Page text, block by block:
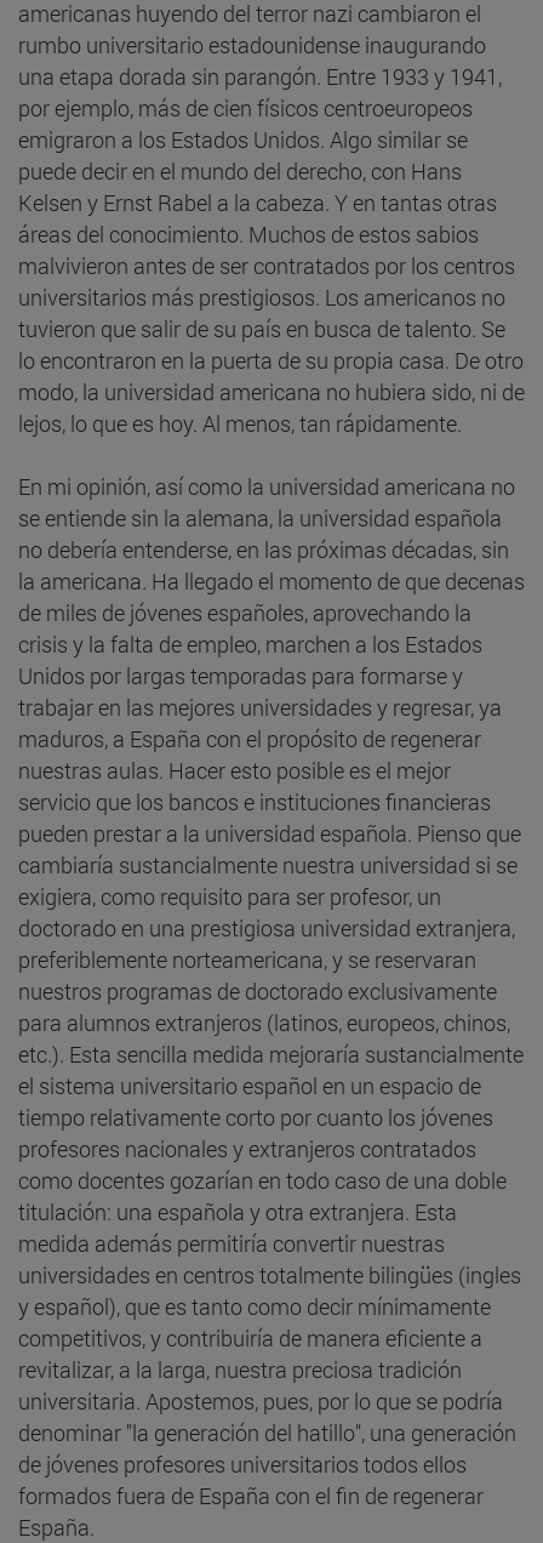
americanas huyendo del terror nazi cambiaron el
rumbo universitario estadounidense inaugurando
una etapa dorada sin parangón. Entre 1933 y 1941,
por ejemplo, más de cien físicos centroeuropeos
emigraron a los Estados Unidos. Algo similar se
puede decir en el mundo del derecho, con Hans
Kelsen y Ernst Rabel a la cabeza. Y en tantas otras
áreas del conocimiento. Muchos de estos sabios
malvivieron antes de ser contratados por los centros
universitarios más prestigiosos. Los americanos no
tuvieron que salir de su país en busca de talento. Se
lo encontraron en la puerta de su propia casa. De otro
modo, la universidad americana no hubiera sido, ni de
lejos, lo que es hoy. Al menos, tan rápidamente.
En mi opinión, así como la universidad americana no
se entiende sin la alemana, la universidad española
no debería entenderse, en las próximas décadas, sin
la americana. Ha llegado el momento de que decenas
de miles de jóvenes españoles, aprovechando la
crisis y la falta de empleo, marchen a los Estados
Unidos por largas temporadas para formarse y
trabajar en las mejores universidades y regresar, ya
maduros, a España con el propósito de regenerar
nuestras aulas. Hacer esto posible es el mejor
servicio que los bancos e instituciones financieras
pueden prestar a la universidad española. Pienso que
cambiaría sustancialmente nuestra universidad si se
exigiera, como requisito para ser profesor, un
doctorado en una prestigiosa universidad extranjera,
preferiblemente norteamericana, y se reservaran
nuestros programas de doctorado exclusivamente
para alumnos extranjeros (latinos, europeos, chinos,
etc.). Esta sencilla medida mejoraría sustancialmente
el sistema universitario español en un espacio de
tiempo relativamente corto por cuanto los jóvenes
profesores nacionales y extranjeros contratados
como docentes gozarían en todo caso de una doble
titulación: una española y otra extranjera. Esta
medida además permitiría convertir nuestras
universidades en centros totalmente bilingües (ingles
y español), que es tanto como decir mínimamente
competitivos, y contribuiría de manera eficiente a
revitalizar, a la larga, nuestra preciosa tradición
universitaria. Apostemos, pues, por lo que se podría
denominar "la generación del hatillo", una generación
de jóvenes profesores universitarios todos ellos
formados fuera de España con el fin de regenerar
España.